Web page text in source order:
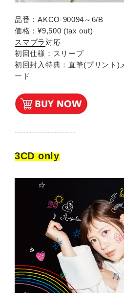
品番：AKCO-90094～6/B
価格：¥9,500 (tax out)
スマプラ対応
初回仕様：スリーブ
初回封入特典：直筆(プリント)
ード
----------------------
3CD only